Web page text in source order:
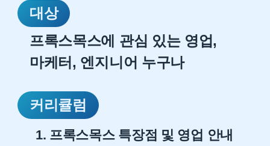
대상
프록스목스에 관심 있는 영업,
마케터, 엔지니어 누구나
커리큘럼
1. 프록스목스 특장점 및 영업 안내